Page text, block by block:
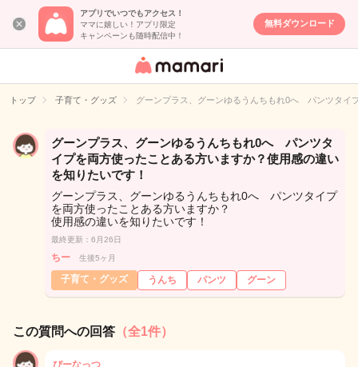
アプリでいつでもアクセス！
ママに嬉しい！アプリ限定
キャンペーンも随時配信中！
無料ダウンロード
女性専用匿名QA
イト
トップ 子育て・グッズ グーンプラス、グーンゆるうんちもれ0へ パンツタイ
グーンプラス、グーンゆるうんちもれ0へ パンツタ
イプを両方使ったことある方いますか？使用感の違い
を知りたいです！
グーンプラス、グーンゆるうんちもれ0へ パンツタイプ
を両方使ったことある方いますか？
使用感の違いを知りたいです！
最終更新：6月26日
ちー 生後5ヶ月
子育て・グッズ うんち パンツ グーン
この質問への回答 （全1件）
ぴーなっつ